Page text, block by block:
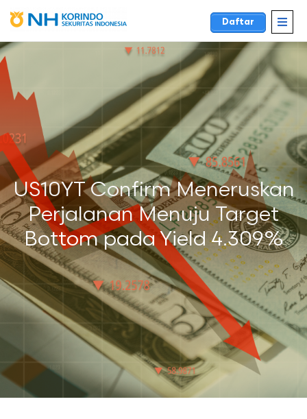
Daftar
US10YT Confirm Meneruskan
Perjalanan Menuju Target
Bottom pada Yield 4.309%